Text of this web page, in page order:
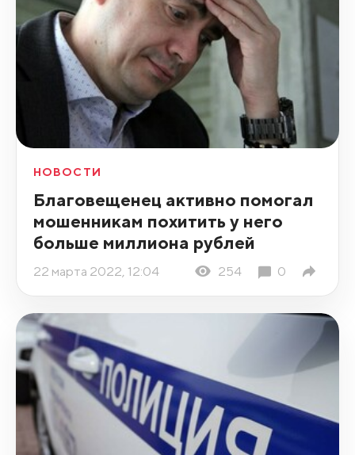
НОВОСТИ
Благовещенец активно помогал
мошенникам похитить у него
больше миллиона рублей
22 марта 2022, 12:04 254 0